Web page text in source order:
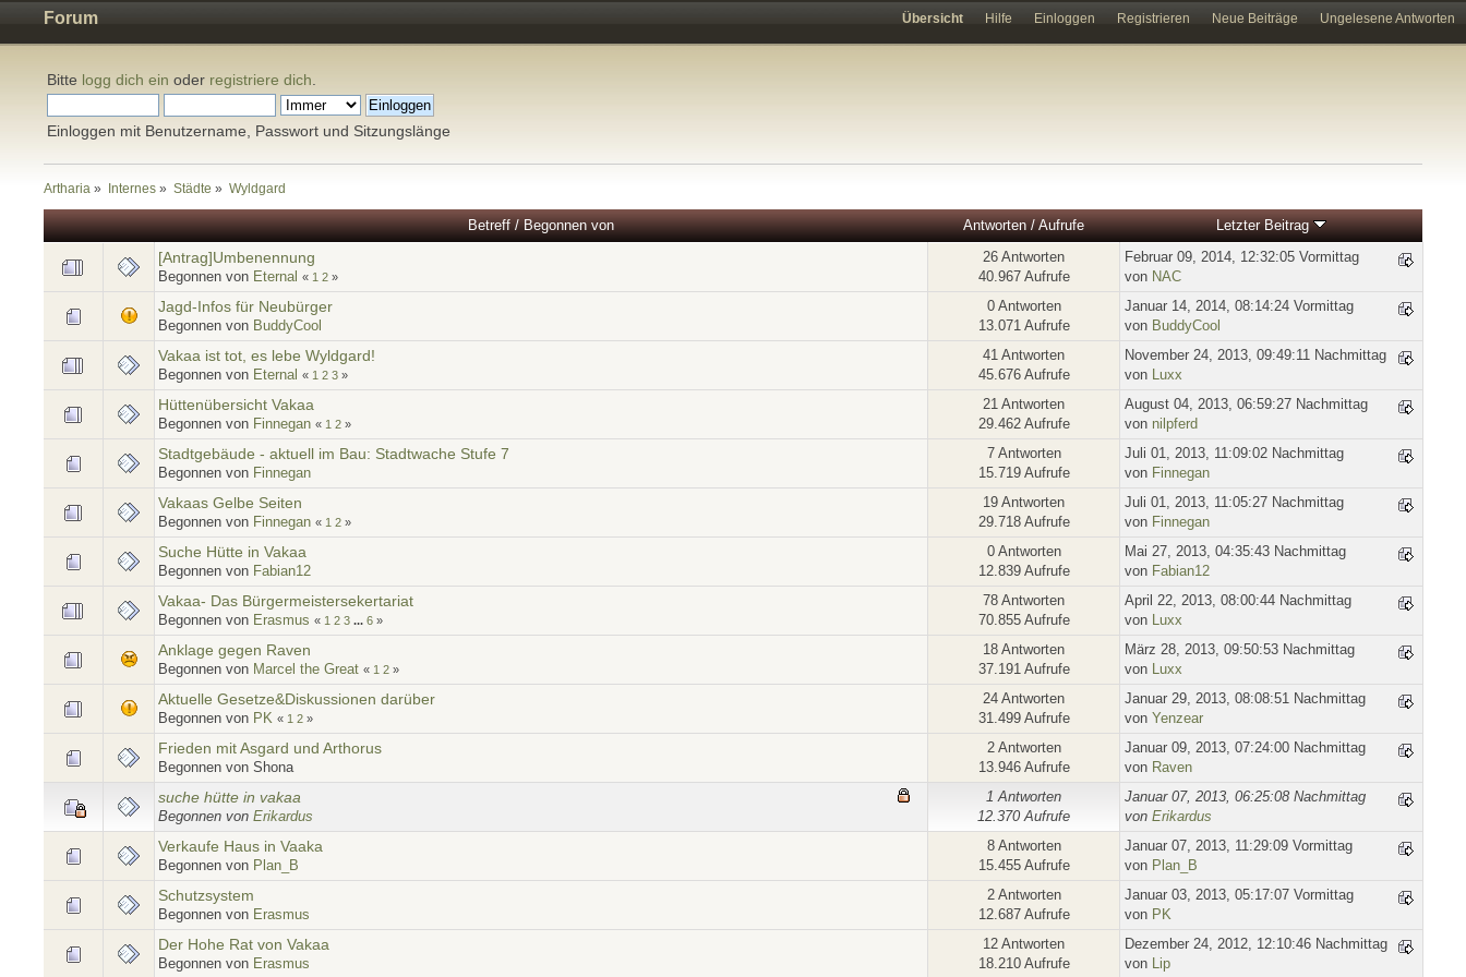
Forum Übersicht Hilfe Einloggen Registrieren Neue Beiträge Ungelesene Antworten
Bitte logg dich ein oder registriere dich
Einloggen mit Benutzername, Passwort und Sitzungslänge
Artharia » Internes » Städte » Wyldgard
Betreff/Begonnen von Antworten/Aufrufe Letzter Beitrag
[Antrag]Umbenennung
Begonnen von Eternal « 1 2 »
26 Antworten
40.967 Aufrufe
Februar 09, 2014, 12:32:05 Vormittag
von NAC
Jagd-Infos für Neubürger
Begonnen von BuddyCool
0 Antworten
13.071 Aufrufe
Januar 14, 2014, 08:14:24 Vormittag
von BuddyCool
Vakaa ist tot, es lebe Wyldgard!
Begonnen von Eternal « 1 2 3 »
41 Antworten
45.676 Aufrufe
November 24, 2013, 09:49:11 Nachmittag
von
Luxx
Hüttenübersicht Vakaa
Begonnen von Finnegan « 1 2 »
21 Antworten
29.462 Aufrufe
August 04, 2013, 06:59:27 Nachmittag
von nilpferd
Stadtgebäude - aktuell im Bau: Stadtwache Stufe 7
Begonnen von Finnegan
7 Antworten
15.719 Aufrufe
Juli 01, 2013, 11:09:02 Nachmittag
von Finnegan
Vakaas Gelbe Seiten
Begonnen von Finnegan « 1 2 »
19 Antworten
29.718 Aufrufe
Juli 01, 2013, 11:05:27 Nachmittag
von Finnegan
Suche Hütte in Vakaa
Begonnen von Fabian12
0 Antworten
12.839 Aufrufe
Mai 27, 2013, 04:35:43 Nachmittag
von Fabian12
Vakaa- Das Bürgermeistersekertariat
Begonnen von Erasmus « 1 2 3 ... 6 »
78 Antworten
70.855 Aufrufe
April 22, 2013, 08:00:44 Nachmittag
von
Luxx
Anklage gegen Raven
Begonnen von Marcel the Great « 1 2 »
18 Antworten
37.191 Aufrufe
März 28, 2013, 09:50:53 Nachmittag
von
Luxx
Aktuelle Gesetze&Diskussionen darüber
Begonnen von PK « 1 2 »
24 Antworten
31.499 Aufrufe
Januar 29, 2013, 08:08:51 Nachmittag
von Yenzear
Frieden mit Asgard und Arthorus
Begonnen von Shona
2 Antworten
13.946 Aufrufe
Januar 09, 2013, 07:24:00 Nachmittag
von Raven
suche hütte in vakaa
Begonnen von Erikardus
1 Antworten
12.370 Aufrufe
Januar 07, 2013, 06:25:08 Nachmittag
von Erikardus
Verkaufe Haus in Vaaka
Begonnen von Plan_B
8 Antworten
15.455 Aufrufe
Januar 07, 2013, 11:29:09 Vormittag
von Plan_B
Schutzsystem
Begonnen von Erasmus
2 Antworten
12.687 Aufrufe
Januar 03, 2013, 05:17:07 Vormittag
von PK
Der Hohe Rat von Vakaa
Begonnen von Erasmus
12 Antworten
18.210 Aufrufe
Dezember 24, 2012, 12:10:46 Nachmittag
von
Lip